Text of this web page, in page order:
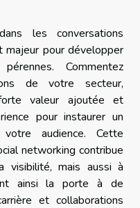
les conversations
majeur pour développer
Commentez
de votre secteur,
valeur ajoutée et
pour instaurer un
audience. Cette
networking contribue
visibilité, mais aussi à
ainsi la porte à de
et collaborations